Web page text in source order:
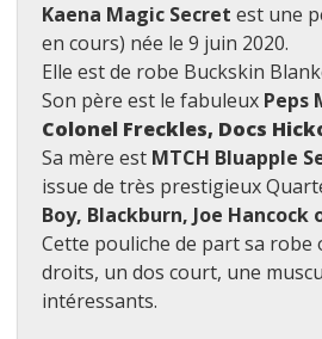
Kaena Magic Secret est une
en cours) née le 9 juin 2020.
Elle est de robe Buckskin
Son père est le fabuleux Peps
Colonel Freckles, Docs
Sa mère est MTCH Bluapple
issue de très prestigieux
Boy, Blackburn, Joe Hancock
Cette pouliche de part sa robe
droits, un dos court, une
intéressants.